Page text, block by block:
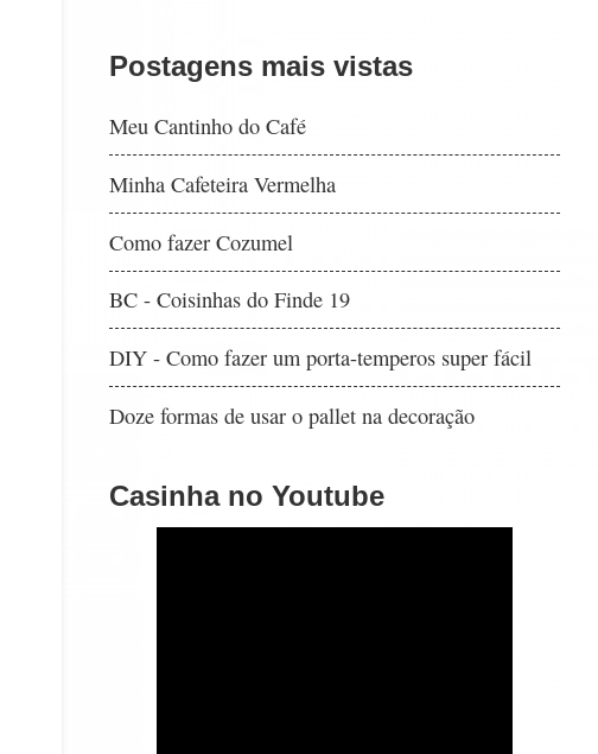
Postagens mais vistas
Meu Cantinho do Café
Minha Cafeteira Vermelha
Como fazer Cozumel
BC - Coisinhas do Finde 19
DIY - Como fazer um porta-temperos super fácil
Doze formas de usar o pallet na decoração
Casinha no Youtube